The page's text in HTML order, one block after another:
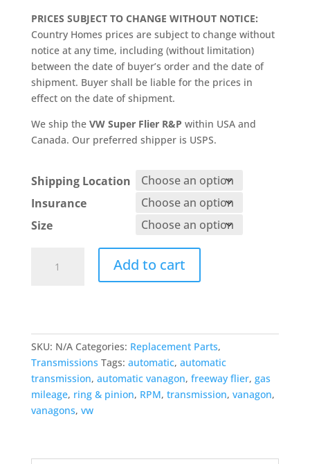
PRICES SUBJECT TO CHANGE WITHOUT NOTICE:
Country Homes prices are subject to change without
notice at any time, including (without limitation)
between the date of buyer’s order and the date of
shipment. Buyer shall be liable for the prices in
effect on the date of shipment.
We ship the VW Super Flier R&P within USA and
Canada. Our preferred shipper is USPS.
Shipping Location
Insurance
Size
VW
Zahnrad
&
Ritzel
“Super
Flier”
Add to cart
SKU: N/A Categories: Replacement Parts,
Transmissions Tags: automatic, automatic
transmission, automatic vanagon, freeway flier, gas
mileage, ring & pinion, RPM, transmission, vanagon,
vanagons, vw